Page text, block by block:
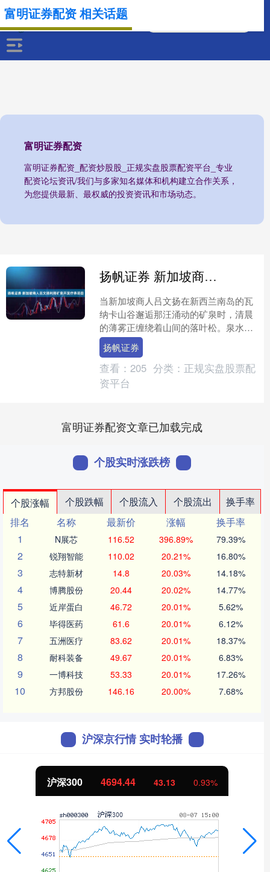
富明证券配资
富明证券配资_配资炒股股_正规实盘股票配资平台_专业
配资论坛资讯/我们与多家知名媒体和机构建立合作关系，
为您提供最新、最权威的投资资讯和市场动态。
富明证券配资 相关话题
扬帆证券 新加坡商人吕文扬利用矿泉开发疗养项目
当新加坡商人吕文扬在新西兰南岛的瓦
纳卡山谷邂逅那汪涌动的矿泉时，清晨
的薄雾正缠绕着山间的落叶松。泉水从
岩石缝隙中汩汩涌出，带着38℃的恒定
暖意，水面泛起细密的气....
扬帆证券
查看： 205 分类： 正规实盘股票配
资平台
富明证券配资文章已加载完成
个股实时涨跌榜
个股涨幅 个股跌幅 个股流入 个股流出
换手率
排名
名称 最新价 涨幅
换手率
1
N展芯 116.52 396.89% 79.39%
2 锐翔智能 110.02 20.21% 16.80%
3 志特新材 14.8 20.03% 14.18%
4 博腾股份 20.44 20.02% 14.77%
5 近岸蛋白 46.72 20.01% 5.62%
6 毕得医药 61.6 20.01% 6.12%
7 五洲医疗 83.62 20.01% 18.37%
8 耐科装备 49.67 20.01% 6.83%
9 一博科技 53.33 20.01% 17.26%
10 方邦股份 146.16 20.00% 7.68%
沪深京行情 实时轮播
沪深300 4694.44 43.13 0.93%